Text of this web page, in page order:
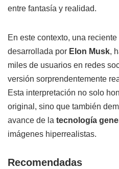
entre fantasía y realidad.
En este contexto, una
desarrollada por Elon Musk,
miles de usuarios en redes
versión sorprendentemente
Esta interpretación no solo
original, sino que también
avance de la tecnología
imágenes hiperrealistas.
Recomendadas